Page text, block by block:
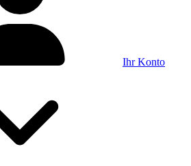
Ihr Konto